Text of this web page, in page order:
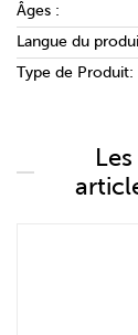
Âges :
Langue du
Type de Produit: